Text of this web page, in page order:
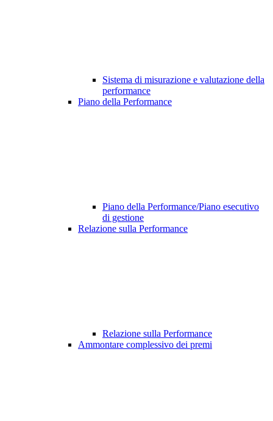
Sistema di misurazione e valutazione della
performance
Piano della Performance
Piano della Performance/Piano esecutivo
di gestione
Relazione sulla Performance
Relazione sulla Performance
Ammontare complessivo dei premi